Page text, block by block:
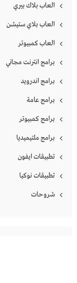
العاب بلاك بيري
العاب بلاي ستيشن
العاب كمبيوتر
برامج انترنت مجاني
برامج اندرويد
برامج عامة
برامج كمبيوتر
برامج ملتيميديا
تطبيقات ايفون
تطبيقات نوكيا
شروحات